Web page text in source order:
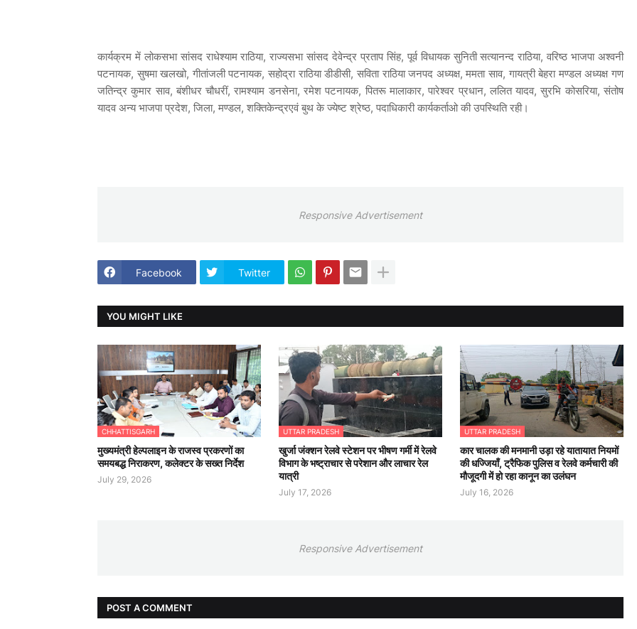
कार्यक्रम में लोकसभा सांसद राधेश्याम राठिया, राज्यसभा सांसद देवेन्द्र प्रताप सिंह, पूर्व विधायक सुनिती सत्यानन्द राठिया, वरिष्ठ भाजपा अश्वनी
पटनायक, सुषमा खलखो, गीतांजली पटनायक, सहोद्रा राठिया डीडीसी, सविता राठिया जनपद अध्यक्ष, ममता साव, गायत्री बेहरा मण्डल अध्यक्ष गण
जतिन्द्र कुमार साव, बंशीधर चौधरीं, रामश्याम डनसेना, रमेश पटनायक, पितरू मालाकार, पारेश्वर प्रधान, ललित यादव, सुरभि कोसरिया, संतोष
यादव अन्य भाजपा प्रदेश, जिला, मण्डल, शक्तिकेन्द्रएवं बुथ के ज्येष्ट श्रेष्ठ, पदाधिकारी कार्यकर्ताओ की उपस्थिति रही।
Responsive Advertisement
Facebook Twitter
YOU MIGHT LIKE
CHHATTISGARH
मुख्यमंत्री हेल्पलाइन के राजस्व प्रकरणों का
समयबद्ध निराकरण, कलेक्टर के सख्त निर्देश
July 29, 2026
UTTAR PRADESH
खुर्जा जंक्शन रेलवे स्टेशन पर भीषण गर्मी में रेलवे
विभाग के भष्ट्राचार से परेशान और लाचार रेल
यात्री
July 17, 2026
UTTAR PRADESH
कार चालक की मनमानी उड़ा रहे यातायात नियमों
की धज्जियाँ, ट्रैफिक पुलिस व रेलवे कर्मचारी की
मौजूदगी में हो रहा कानून का उलंघन
July 16, 2026
Responsive Advertisement
POST A COMMENT